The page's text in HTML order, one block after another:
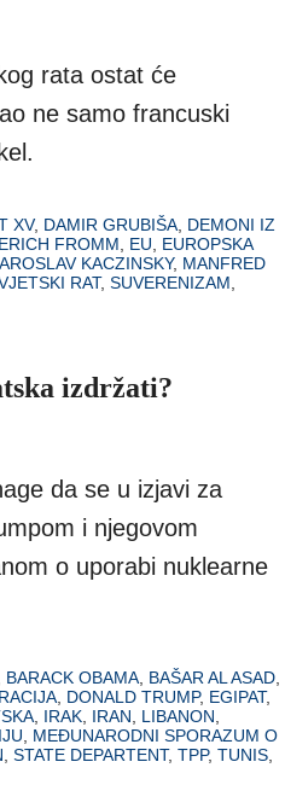
rata ostat će
ne samo francuski
XV, DAMIR GRUBIŠA DEMONI IZ
ERICH FROMM EU
EUROPSKA
KACZINSKY, MANFRED
RAT, SUVERENIZAM
izdržati?
da se u izjavi za
i njegovom
o uporabi nuklearne
BARACK OBAMA BAŠAR AL ASAD
DONALD TRUMP, EGIPAT,
IRAK IRAN LIBANON
MEĐUNARODNI SPORAZUM O
STATE DEPARTENT, TPP, TUNIS